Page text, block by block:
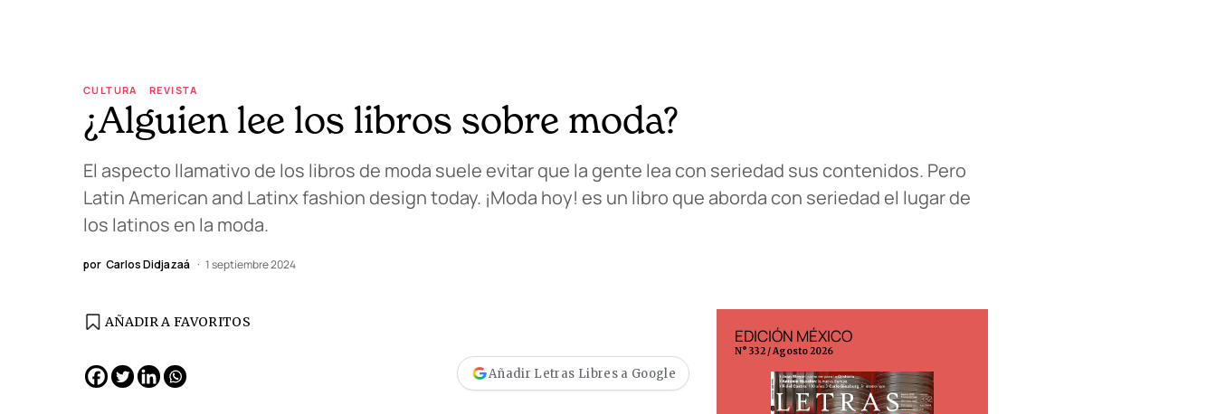
CULTURA REVISTA
¿Alguien lee los libros sobre moda?
El aspecto llamativo de los libros de moda suele evitar que la gente lea con seriedad sus contenidos. Pero
Latin American and Latinx fashion design today. ¡Moda hoy! es un libro que aborda con seriedad el lugar de
los latinos en la moda.
por Carlos Didjazaá 1 septiembre 2024
AÑADIR A FAVORITOS
Añadir Letras Libres a Google
EDICIÓN MÉXICO
N° 332 / Agosto 2026